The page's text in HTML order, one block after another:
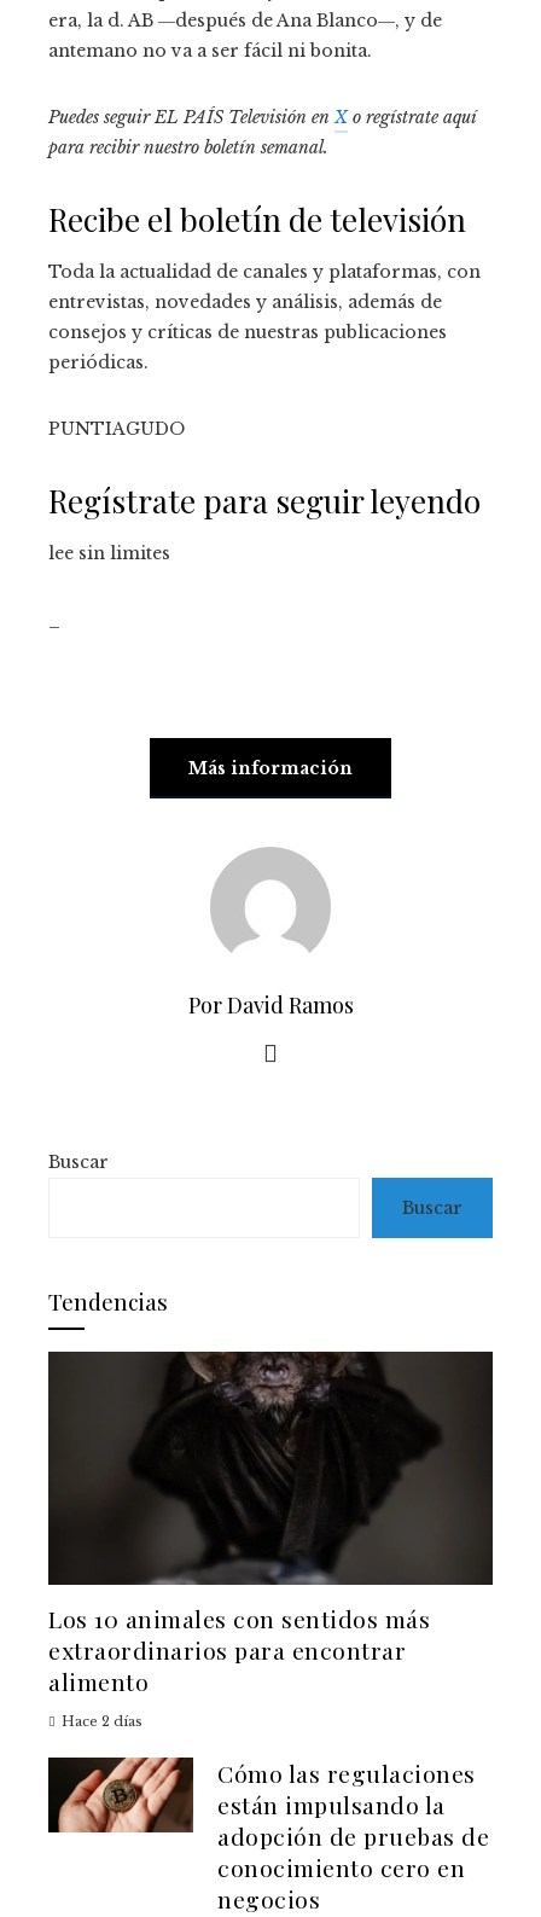
era, la d. AB ―después de Ana Blanco―, y de
antemano no va a ser fácil ni bonita.
Puedes seguir EL PAÍS Televisión enXo regístrate aquí
para recibirnuestro boletín semanal.
Recibe el boletín de televisión
Toda la actualidad de canales y plataformas, con
entrevistas, novedades y análisis, además de
consejos y críticas de nuestras publicaciones
periódicas.
PUNTIAGUDO
Regístrate para seguir leyendo
lee sin limites
Más información
Por David Ramos
Buscar
Buscar
Tendencias
Los 10 animales con sentidos más
extraordinarios para encontrar
alimento
Hace 2 días
Cómo las regulaciones
están impulsando la
adopción de pruebas de
conocimiento cero en
negocios